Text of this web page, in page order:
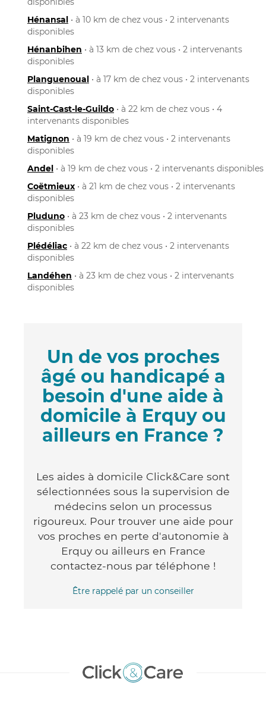
Hénansal • à 10 km de chez vous • 2 intervenants
disponibles
Hénanbihen • à 13 km de chez vous • 2 intervenants
disponibles
Planguenoual • à 17 km de chez vous • 2 intervenants
disponibles
Saint-Cast-le-Guildo • à 22 km de chez vous • 4
intervenants disponibles
Matignon • à 19 km de chez vous • 2 intervenants
disponibles
Andel • à 19 km de chez vous • 2 intervenants disponibles
Coëtmieux • à 21 km de chez vous • 2 intervenants
disponibles
Pluduno • à 23 km de chez vous • 2 intervenants
disponibles
Plédéliac • à 22 km de chez vous • 2 intervenants
disponibles
Landéhen • à 23 km de chez vous • 2 intervenants
disponibles
Un de vos proches
âgé ou handicapé a
besoin d'une aide à
domicile à Erquy ou
ailleurs en France ?
Les aides à domicile Click&Care sont
sélectionnées sous la supervision de
médecins selon un processus
rigoureux. Pour trouver une aide pour
vos proches en perte d'autonomie à
Erquy ou ailleurs en France
contactez-nous par téléphone !
Être rappelé par un conseiller